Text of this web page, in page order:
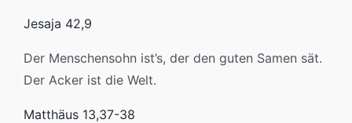
Jesaja 42,9
Der Menschensohn ist’s, der den guten Samen sät.
Der Acker ist die Welt.
Matthäus 13,37-38